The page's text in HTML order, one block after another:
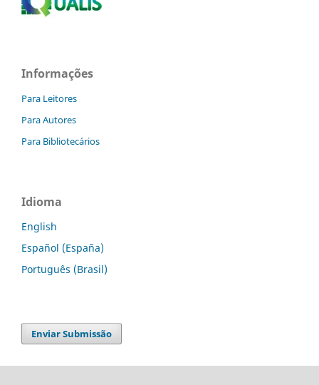
Informações
Para Leitores
Para Autores
Para Bibliotecários
Idioma
English
Español (España)
Português (Brasil)
Enviar Submissão